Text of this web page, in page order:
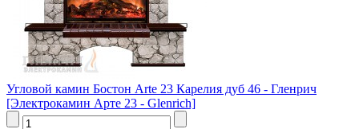
Угловой камин Бостон Arte 23 Карелия дуб 46 - Гленрич
[Электрокамин Арте 23 - Glenrich]